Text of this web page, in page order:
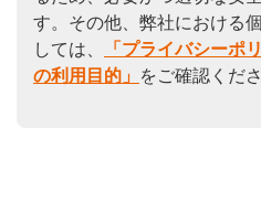
す。その他、弊社における
しては、
「プライバシーポ
の利用目的」 をご確認くださ